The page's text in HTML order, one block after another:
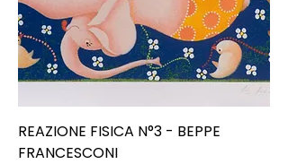
REAZIONE FISICA N°3 - BEPPE
FRANCESCONI